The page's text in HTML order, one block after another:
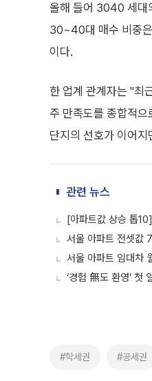
올해 들어 3040 세대
30~40대 매수 비중
이다.
한 업계 관계자는 "최
주 만족도를 종합적
단지의 선호가 이어
관련 뉴스
[아파트값 상승 톱
서울 아파트 전셋값
서울 아파트 임대차
‘경험 無도 환영’ 첫
#학세권 #공세권